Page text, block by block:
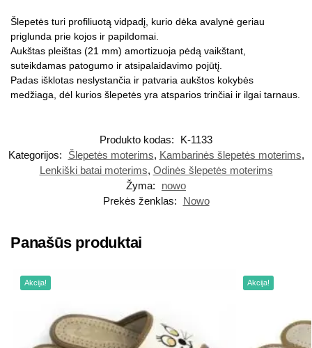
Šlepetės turi profiliuotą vidpadį, kurio dėka avalynė geriau
priglunda prie kojos ir papildomai.
Aukštas pleištas (21 mm) amortizuoja pėdą vaikštant,
suteikdamas patogumo ir atsipalaidavimo pojūtį.
Padas išklotas neslystančia ir patvaria aukštos kokybės
medžiaga, dėl kurios šlepetės yra atsparios trinčiai ir ilgai tarnaus.
Produkto kodas:
K-1133
Kategorijos:
Šlepetės moterims, Kambarinės šlepetės moterims,
Lenkiški batai moterims, Odinės šlepetės moterims
Žyma:
nowo
Prekės ženklas:
Nowo
Panašūs produktai
Akcija! Akcija!